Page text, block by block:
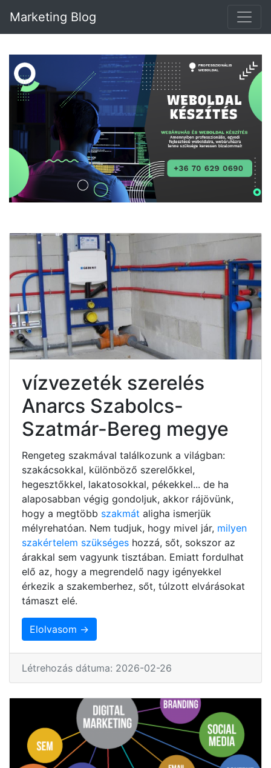
Marketing Blog
vízvezeték szerelés
Anarcs Szabolcs-
Szatmár-Bereg megye
Rengeteg szakmával találkozunk a világban:
szakácsokkal, különböző szerelőkkel,
hegesztőkkel, lakatosokkal, pékekkel... de ha
alaposabban végig gondoljuk, akkor rájövünk,
hogy a megtöbb szakmát aligha ismerjük
mélyrehatóan. Nem tudjuk, hogy mivel jár, milyen
szakértelem szükséges hozzá, sőt, sokszor az
árakkal sem vagyunk tisztában. Emiatt fordulhat
elő az, hogy a megrendelő nagy igényekkel
érkezik a szakemberhez, sőt, túlzott elvárásokat
támaszt elé.
Elolvasom →
Létrehozás dátuma: 2026-02-26